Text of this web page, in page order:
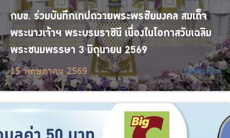
กบข. ร่วมบันทึกเทปถวายพระพรชัยมงคล สมเด็จ
พระนางเจ้าฯ พระบรมราชินี เนื่องในโอกาสวันเฉลิม
พระชนมพรรษา 3 มิถุนายน 2569
15 พฤษภาคม 2569 ดูเพิ่มเติม